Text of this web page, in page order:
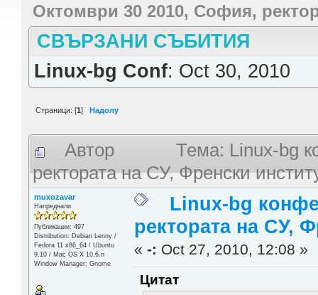
Октомври 30 2010, София,
СВЪРЗАНИ СЪБИТИЯ
Linux-bg Conf: Oct 30, 2010
Страници: [1] Надолу
Автор
Тема: Linux-bg
ректората на СУ, Френски
muxozavar
Напреднали
Публикации: 497
Distribution: Debian Lenny /
Fedora 11 x86_64 / Ubuntu
9.10 / Mac OS X 10.6.n
Window Manager: Gnome
Linux-bg
ректората на СУ,
«-: Oct 27, 2010, 12:08 »
Цитат